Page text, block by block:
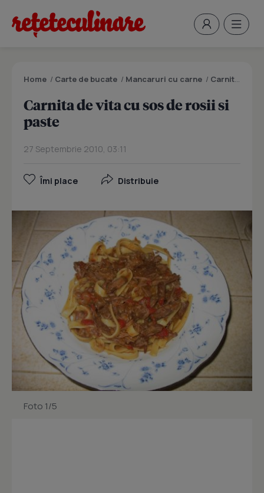
Home / Carte de bucate / Mancaruri cu carne / Carnita de vita cu sos de rosii si paste
Carnita de vita cu sos de rosii si
paste
27 Septembrie 2010, 03:11
Îmi place Distribuie
Foto 1/5